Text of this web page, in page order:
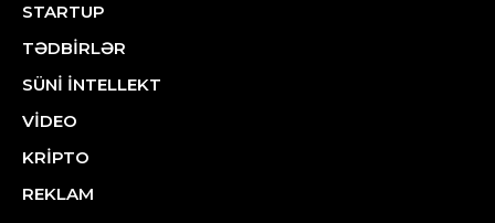
STARTUP
TƏDBİRLƏR
SÜNİ İNTELLEKT
VİDEO
KRİPTO
REKLAM